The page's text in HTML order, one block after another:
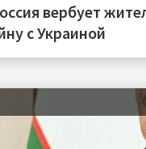
вербует
с Украиной